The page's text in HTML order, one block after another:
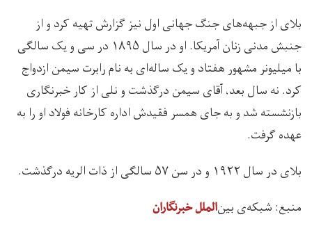
بلای از جبهه‌های جنگ جهانی اول نیز گزارش تهیه کرد و از
جنبش مدنی زنان آمریکا. او در سال ۱۸۹۵ در سی و یک سالگی
با میلیونر مشهور هفتاد و یک ساله‌ای به نام رابرت سیمن ازدواج
کرد. نه سال بعد، آقای سیمن درگذشت و نلی از کار خبرنگاری
بازنشسته شد و به جای همسر فقیدش اداره کارخانه فولاد او را به
عهده گرفت.
بلای در سال ۱۹۲۲ و در سن ۵۷ سالگی از ذات الريه درگذشت.
منبع: شبکه‌ی بین‌الملل خبرنگاران